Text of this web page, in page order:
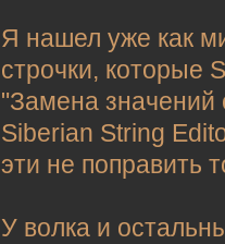
Я нашел уже как
строчки, которые
"Замена значений
Siberian String
эти не поправить
У волка и